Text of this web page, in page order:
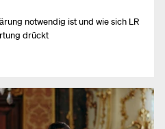
notwendig ist und wie sich LR
drückt